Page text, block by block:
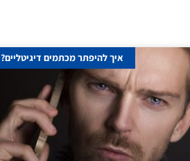
איך להיפתר מכתמים דיגיטליים?